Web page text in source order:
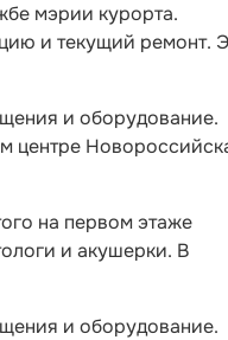
мэрии курорта.
и текущий ремонт.
и оборудование.
центре
на первом этаже
и акушерки. В
и оборудование.